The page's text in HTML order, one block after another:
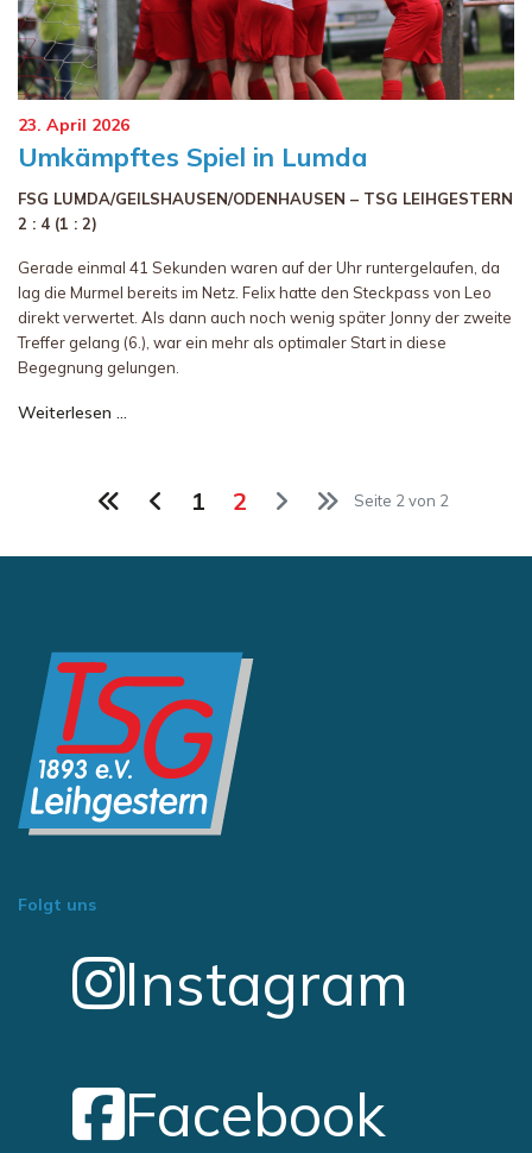
Umkämpftes Spiel in Lumda
23. April 2026
FSG LUMDA/GEILSHAUSEN/ODENHAUSEN – TSG LEIHGESTERN
2 : 4 (1 : 2)
Gerade einmal 41 Sekunden waren auf der Uhr runtergelaufen, da
lag die Murmel bereits im Netz. Felix hatte den Steckpass von Leo
direkt verwertet. Als dann auch noch wenig später Jonny der zweite
Treffer gelang (6.), war ein mehr als optimaler Start in diese
Begegnung gelungen.
Weiterlesen …
1 2 Seite 2 von 2
Folgt uns
Instagram
Facebook